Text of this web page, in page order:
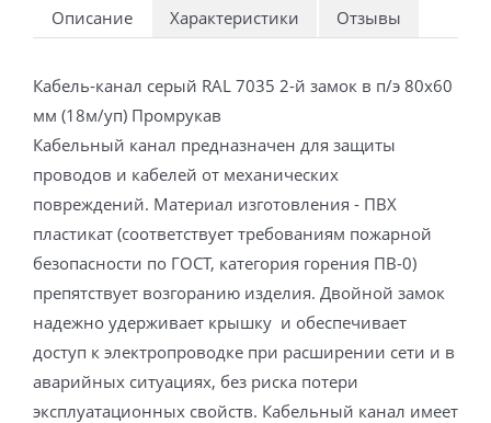
Описание Характеристики Отзывы
Кабель-канал серый RAL 7035 2-й замок в п/э 80х60
мм (18м/уп) Промрукав
Кабельный канал предназначен для защиты
проводов и кабелей от механических
повреждений. Материал изготовления - ПВХ
пластикат (соответствует требованиям пожарной
безопасности по ГОСТ, категория горения ПВ-0)
препятствует возгоранию изделия. Двойной замок
надежно удерживает крышку и обеспечивает
доступ к электропроводке при расширении сети и в
аварийных ситуациях, без риска потери
эксплуатационных свойств. Кабельный канал имеет